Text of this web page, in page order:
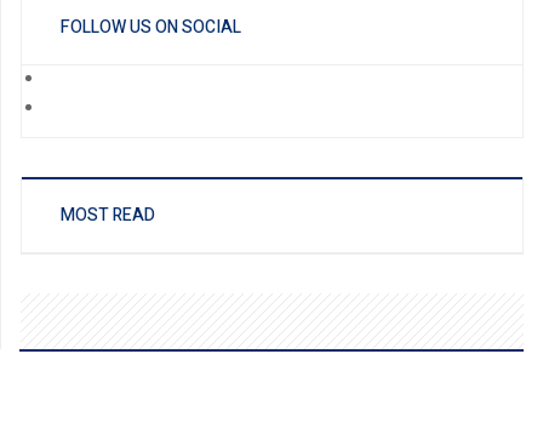
FOLLOW US ON SOCIAL
MOST READ